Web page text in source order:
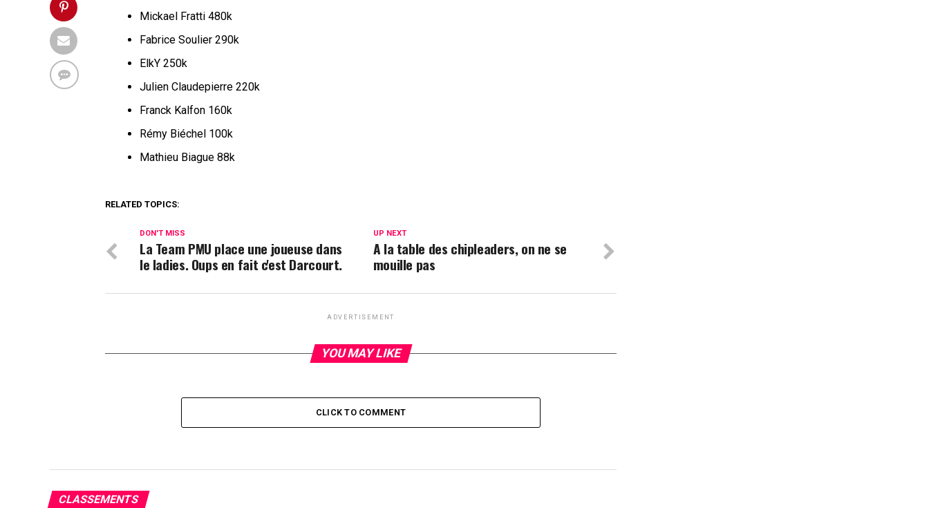
Mickael Fratti 480k
Fabrice Soulier 290k
ElkY 250k
Julien Claudepierre 220k
Franck Kalfon 160k
Rémy Biéchel 100k
Mathieu Biague 88k
RELATED TOPICS:
UP NEXT
A la table des chipleaders, on ne se
mouille pas
DON'T MISS
La Team PMU place une joueuse dans
le ladies. Oups en fait c'est Darcourt.
ADVERTISEMENT
YOU MAY LIKE
CLICK TO COMMENT
CLASSEMENTS